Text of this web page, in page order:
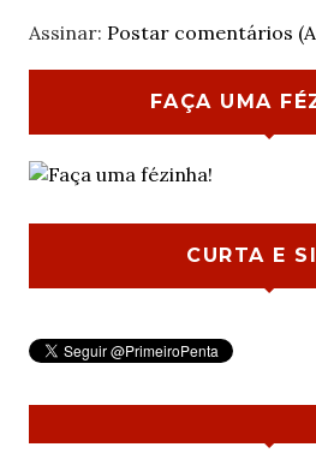
Assinar: Postar comentários
FAÇA UMA
CURTA E